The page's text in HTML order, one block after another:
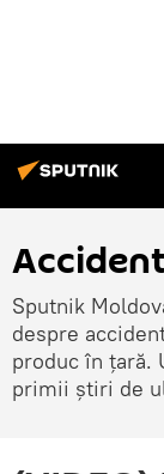
Sputnik
despre
produc în țară.
primii știri de